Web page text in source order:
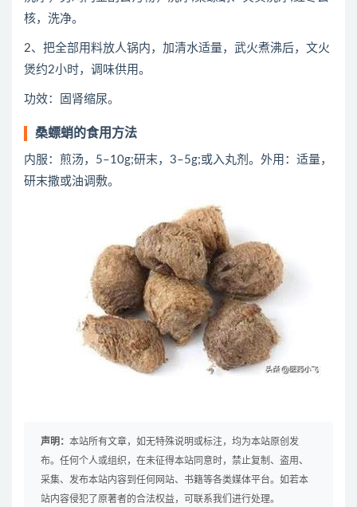
核，洗净。
2、把全部用料放人锅内，加清水适量，武火煮沸后，文火
煲约2小时，调味供用。
功效：固肾缩尿。
桑螵蛸的食用方法
内服：煎汤，5–10g;研末，3–5g;或入丸剂。外用：适量，
研末撒或油调敷。
声明： 本站所有文章，如无特殊说明或标注，均为本站原创发
布。任何个人或组织，在未征得本站同意时，禁止复制、盗用、
采集、发布本站内容到任何网站、书籍等各类媒体平台。如若本
站内容侵犯了原著者的合法权益，可联系我们进行处理。